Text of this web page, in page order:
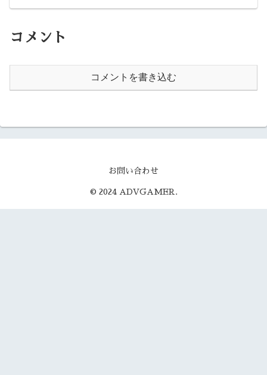
コメント
コメントを書き込む
お問い合わせ
© 2024 ADVGAMER.